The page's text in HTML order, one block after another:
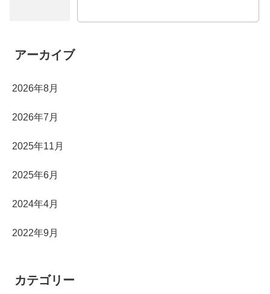
アーカイブ
2026年8月
2026年7月
2025年11月
2025年6月
2024年4月
2022年9月
カテゴリー